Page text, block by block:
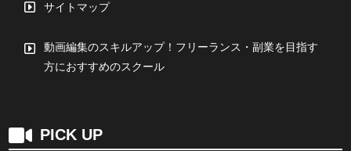
サイトマップ
動画編集のスキルアップ！フリーランス・副業を目指す
方におすすめのスクール
PICK UP